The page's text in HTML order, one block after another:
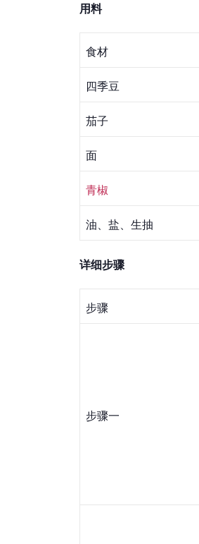
用料
食材
四季豆
茄子
面
青椒
油、盐、生抽
详细步骤
步骤
步骤一